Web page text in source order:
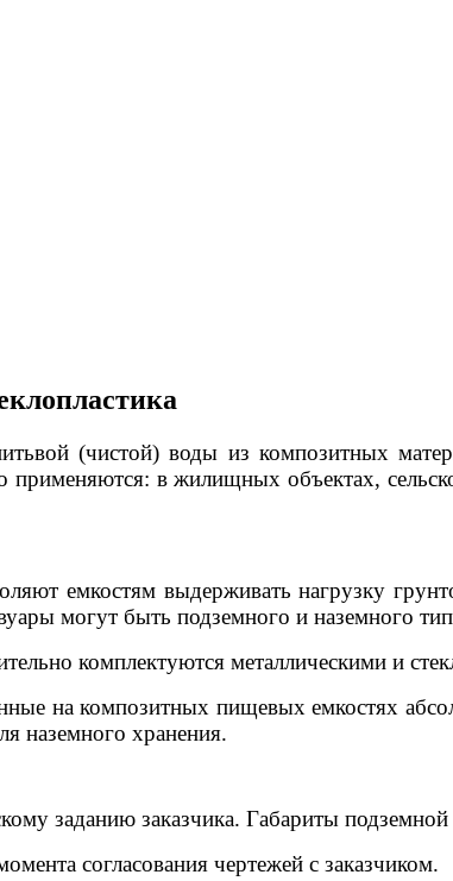
(чистой) воды из композитных
в жилищных объектах,
емкостям выдерживать нагрузку
могут быть подземного и наземного
комплектуются металлическими и
на композитных пищевых емкостях
наземного хранения.
заданию заказчика. Габариты
согласования чертежей с заказчиком.